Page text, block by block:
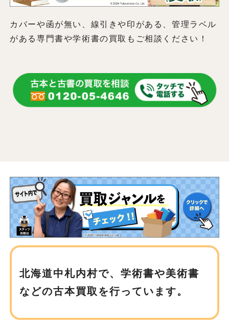
カバーや函が無い、線引きや印がある、管理ラベル
がある専門書や学術書の買取もご相談ください！
北海道中札内村で、学術書や美術書
などの古本買取を行っています。